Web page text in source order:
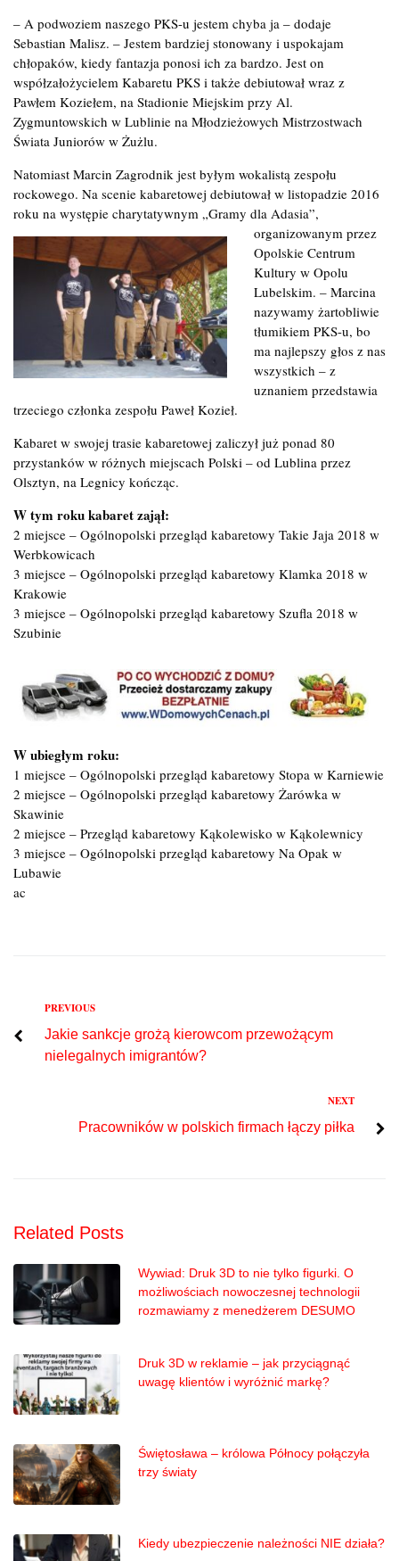
– A podwoziem naszego PKS-u jestem chyba ja – dodaje
Sebastian Malisz. – Jestem bardziej stonowany i uspokajam
chłopaków, kiedy fantazja ponosi ich za bardzo. Jest on
współzałożycielem Kabaretu PKS i także debiutował wraz z
Pawłem Koziełem, na Stadionie Miejskim przy Al.
Zygmuntowskich w Lublinie na Młodzieżowych Mistrzostwach
Świata Juniorów w Żużlu.
Natomiast Marcin Zagrodnik jest byłym wokalistą zespołu
rockowego. Na scenie kabaretowej debiutował w listopadzie 2016
roku na występie charytatywnym „Gramy dla Adasia”,
organizowanym przez
Opolskie Centrum
Kultury w Opolu
Lubelskim. – Marcina
nazywamy żartobliwie
tłumikiem PKS-u, bo
ma najlepszy głos z nas
wszystkich – z
uznaniem przedstawia
trzeciego członka zespołu Paweł Kozieł.
Kabaret w swojej trasie kabaretowej zaliczył już ponad 80
przystanków w różnych miejscach Polski – od Lublina przez
Olsztyn, na Legnicy kończąc.
W tym roku kabaret zajął:
2 miejsce – Ogólnopolski przegląd kabaretowy Takie Jaja 2018 w
Werbkowicach
3 miejsce – Ogólnopolski przegląd kabaretowy Klamka 2018 w
Krakowie
3 miejsce – Ogólnopolski przegląd kabaretowy Szufla 2018 w
Szubinie
W ubiegłym roku:
1 miejsce – Ogólnopolski przegląd kabaretowy Stopa w Karniewie
2 miejsce – Ogólnopolski przegląd kabaretowy Żarówka w
Skawinie
2 miejsce – Przegląd kabaretowy Kąkolewisko w Kąkolewnicy
3 miejsce – Ogólnopolski przegląd kabaretowy Na Opak w
Lubawie
ac
Nawigacja
wpisu
Previous
PREVIOUS
Jakie sankcje grożą kierowcom przewożącym
nielegalnych imigrantów?
NEXT
Pracowników w polskich firmach łączy piłka
Related Posts
Wywiad: Druk 3D to nie tylko figurki. O
możliwościach nowoczesnej technologii
rozmawiamy z menedżerem DESUMO
Druk 3D w reklamie – jak przyciągnąć
uwagę klientów i wyróżnić markę?
Świętosława – królowa Północy połączyła
trzy światy
Kiedy ubezpieczenie należności NIE działa?